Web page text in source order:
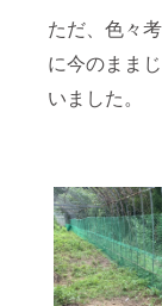
ただ、色々
に今のまま
いました。